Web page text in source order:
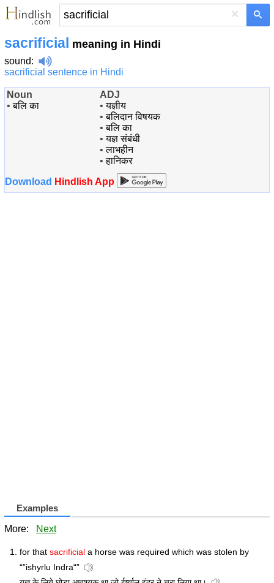
×
sacrificial meaning in Hindi
sound:
sacrificial sentence in Hindi
Noun
•बलि का
ADJ
•यज्ञीय
•बलिदान विषयक
•बलि का
•यज्ञ संबंधी
•लाभहीन
•हानिकर
Download Hindlish App
Examples
More: Next
for that sacrificial a horse was required which was stolen by
“”ishyrlu Indra“”